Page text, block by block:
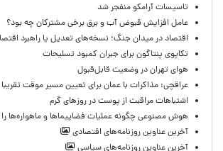
تاسیسات آرامکو منفجر شد
عامل افزایش قبوض آب و برق برخی مشترکان چه بود؟
اقتصاد در میدان جنگ؛ نسخه‌های تعدیل یا راهبرد
تکاپوی پنتاگون برای جبران کمبود تسلیحات
هوای تهران در وضعیت قابل‌قبول
عراقچی: مذاکرات با عمان برای تعیین مسیر موقت
اشتباهات مراقبت از پوست در روزهای گرم
هوش مصنوعی چگونه عملیات فضاپیماها و ماهواره‌ها
آخرین عناوین روزنامه‌های اقتصادی
آخرین عناوین روزنامه‌های سیاسی